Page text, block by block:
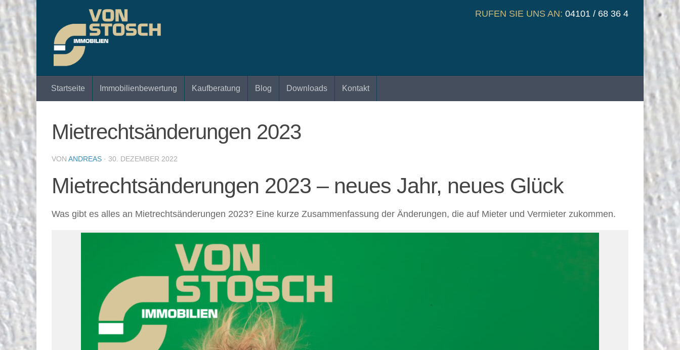
Zum Inhalt springen RUFEN SIE UNS AN: 04101 / 68 36 4
Startseite Immobilienbewertung Kaufberatung Blog Downloads Kontakt
Mietrechtsänderungen 2023
VON ANDREAS · 30. DEZEMBER 2022
Mietrechtsänderungen 2023 – neues Jahr, neues Glück
Was gibt es alles an Mietrechtsänderungen 2023? Eine kurze Zusammenfassung der Änderungen, die auf Mieter und Vermieter zukommen.